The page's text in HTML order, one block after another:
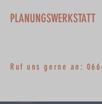
PLANUNGSWERKSTATT
Ruf uns gerne an: